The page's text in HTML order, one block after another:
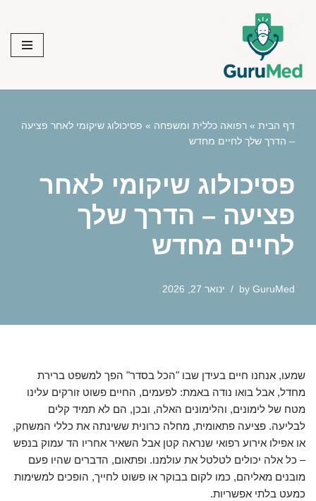
content
דף הבית » רפואה כללית ומשפחה » פסיכולוג שיקומי לאחר פציעה
– הדרך שלך לחיים מחדש
פסיכולוג שיקומי לאחר
פציעה – הדרך שלך
לחיים מחדש
by GuruMed ינואר 27, 2026
שמעו, אנחנו חיים בעידן שבו "הכל בסדר" הפך למשפט ברירת
מחדל, אבל בואו נודה באמת: לפעמים, החיים פשוט זורקים עלינו
מטח של לימונים, והלימונים האלה, ובכן, הם לא תמיד קלים
לבליעה. פציעה פתאומית, מחלה כרונית ששינתה את כללי המשחק,
או אפילו אירוע רפואי שנראה קטן אבל השאיר אחריו הד עמוק בנפש
– כל אלה יכולים לטלטל את עולמנו. ופתאום, הדברים שהיו פעם
מובנים מאליהם, כמו לקום בבוקר או פשוט לחייך, הופכים למשימות
כמעט בלתי אפשריות.